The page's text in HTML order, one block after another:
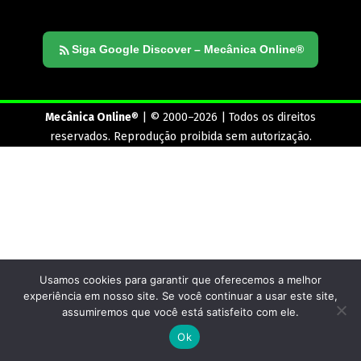
Siga Google Discover – Mecânica Online®
Mecânica Online® | © 2000–2026 | Todos os direitos
reservados. Reprodução proibida sem autorização.
Usamos cookies para garantir que oferecemos a melhor
experiência em nosso site. Se você continuar a usar este site,
assumiremos que você está satisfeito com ele.
Ok